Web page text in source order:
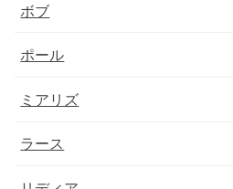
ボブ
ポール
ミアリズ
ラース